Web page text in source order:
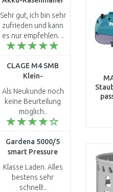
480 mm Li-ion LXT
2x18V ohne Akku
Sehr gut, ich bin sehr
zufrieden und kann
es nur empfehlen. ..
CLAGE M4 SMB
Klein-
Durchlauferhitzer
Übertischanlage 4,4
kW 230 V 1500-
17104
Als Neukunde noch
keine Beurteilung
möglich..
Gardena 5000/5
smart Pressure
Pump
Hauswasserautomat
19080-20
Klasse Laden. Alles
bestens sehr
schnell!..